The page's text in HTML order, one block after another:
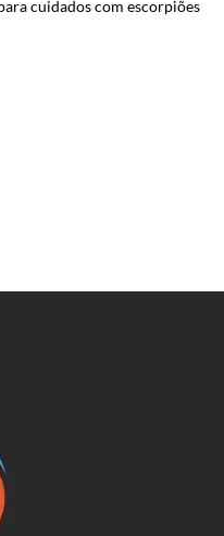
cuidados com escorpiões